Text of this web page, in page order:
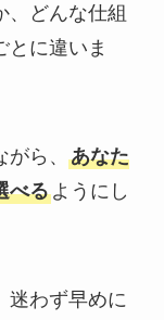
、どんな仕組
とに違いま
ら、 あなた
べるようにし
迷わず早めに